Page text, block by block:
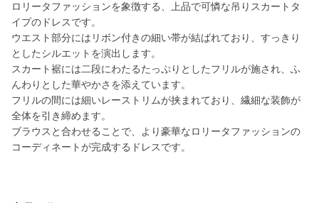
ロリータファッションを象徴する、上品で可憐な吊りスカートタ
イプのドレスです。
ウエスト部分にはリボン付きの細い帯が結ばれており、すっきり
としたシルエットを演出します。
スカート裾には二段にわたるたっぷりとしたフリルが施され、ふ
んわりとした華やかさを添えています。
フリルの間には細いレーストリムが挟まれており、繊細な装飾が
全体を引き締めます。
ブラウスと合わせることで、より豪華なロリータファッションの
コーディネートが完成するドレスです。